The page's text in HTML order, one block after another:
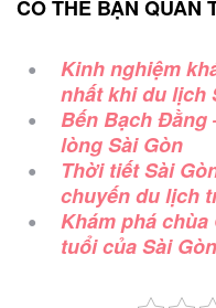
CÓ THỂ BẠN QUAN
Kinh nghiệm
nhất khi du lịch
Bến Bạch Đằng
lòng Sài Gòn
Thời tiết Sài
chuyến du lịch
Khám phá chùa
tuổi của Sài Gòn